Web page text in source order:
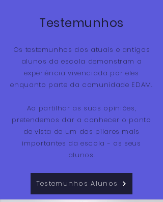
Testemunhos
Os testemunhos dos atuais e antigos
alunos da escola demonstram a
experiência vivenciada por eles
enquanto parte da comunidade EDAM.
Ao partilhar as suas opiniões,
pretendemos dar a conhecer o ponto
de vista de um dos pilares mais
importantes da escola - os seus
alunos.
Testemunhos Alunos